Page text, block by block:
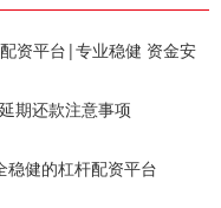
资平台|专业稳健 资金安
期还款注意事项
稳健的杠杆配资平台